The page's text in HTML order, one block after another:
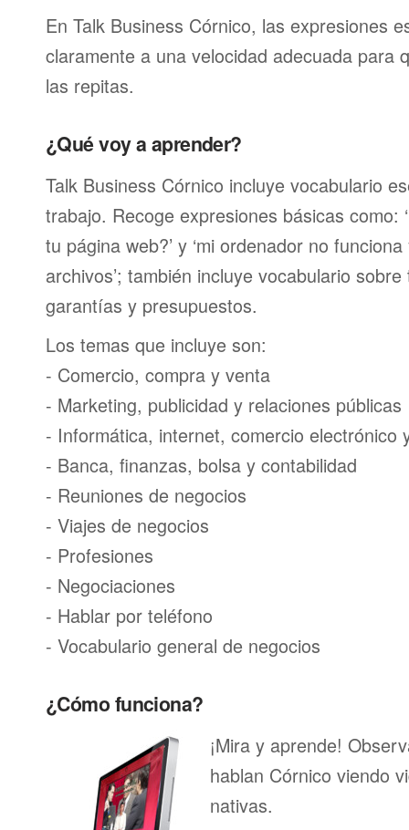
En Talk Business Córnico, las expresiones
claramente a una velocidad adecuada para
las repitas.
¿Qué voy a aprender?
Talk Business Córnico incluye vocabulario
trabajo. Recoge expresiones básicas como:
tu página web?’ y ‘mi ordenador no
archivos’; también incluye vocabulario
garantías y presupuestos.
Los temas que incluye son:
- Comercio, compra y venta
- Marketing, publicidad y relaciones públicas
- Informática, internet, comercio electrónico
- Banca, finanzas, bolsa y contabilidad
- Reuniones de negocios
- Viajes de negocios
- Profesiones
- Negociaciones
- Hablar por teléfono
- Vocabulario general de negocios
¿Cómo funciona?
¡Mira y aprende!
hablan Córnico viendo
nativas.